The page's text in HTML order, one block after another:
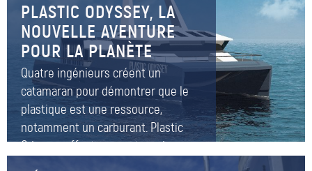
PLASTIC ODYSSEY, LA
NOUVELLE AVENTURE
POUR LA PLANÈTE
Quatre ingénieurs créent un
catamaran pour démontrer que le
plastique est une ressource,
notamment un carburant. Plastic
Odyssey effectuera un tour du